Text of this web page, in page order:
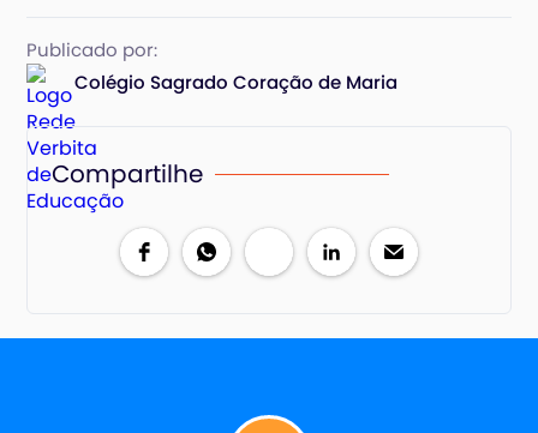
Publicado por:
Colégio Sagrado Coração de Maria
Compartilhe